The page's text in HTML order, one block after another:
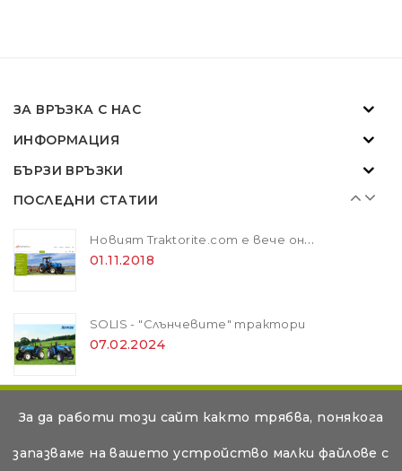
За да работи този сайт както трябва, понякога
запазваме на вашето устройство малки файлове с
ЗА ВРЪЗКА С НАС
ИНФОРМАЦИЯ
БЪРЗИ ВРЪЗКИ
ПОСЛЕДНИ СТАТИИ
01.11.2018
Новият Traktorite.com е вече онлайн
01.11.2018
SOLIS - "Слънчевите" трактори
07.02.2024
ZANON MARLIN SA 160 - за лесна резитба в гъста растителност
01.11.2018
© Съдържанието на тази уеб страница е авторско и е
разпространението на текстове под всякаква форма е